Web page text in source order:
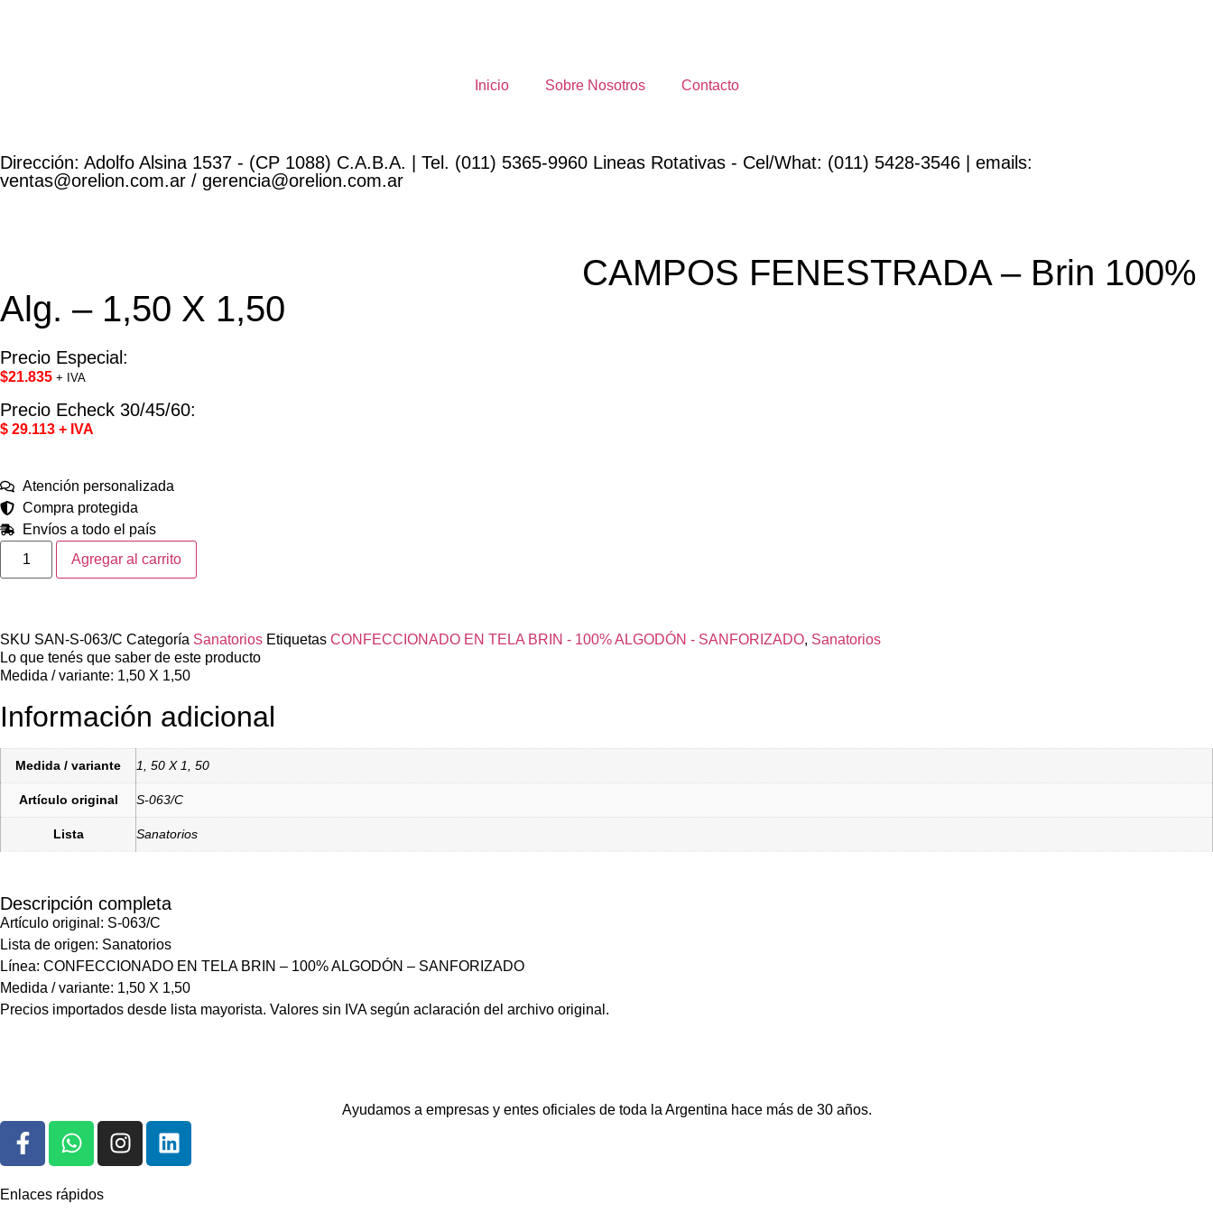
Inicio Sobre Nosotros Contacto
Dirección: Adolfo Alsina 1537 - (CP 1088) C.A.B.A. | Tel. (011) 5365-9960 Lineas Rotativas - Cel/What: (011) 5428-3546 | emails:
ventas@orelion.com.ar / gerencia@orelion.com.ar
CAMPOS FENESTRADA – Brin 100%
Alg. – 1,50 X 1,50
Precio Especial:
$21.835 + IVA
Precio Echeck 30/45/60:
$ 29.113 + IVA
Atención personalizada
Compra protegida
Envíos a todo el país
Agregar al carrito
SKU SAN-S-063/C Categoría Sanatorios Etiquetas CONFECCIONADO EN TELA BRIN - 100% ALGODÓN - SANFORIZADO, Sanatorios
Lo que tenés que saber de este producto
Medida / variante: 1,50 X 1,50
Información adicional
Medida / variante 1, 50 X 1, 50
Artículo original S-063/C
Lista Sanatorios
Descripción completa
Artículo original: S-063/C
Lista de origen: Sanatorios
Línea: CONFECCIONADO EN TELA BRIN – 100% ALGODÓN – SANFORIZADO
Medida / variante: 1,50 X 1,50
Precios importados desde lista mayorista. Valores sin IVA según aclaración del archivo original.
Ayudamos a empresas y entes oficiales de toda la Argentina hace más de 30 años.
Enlaces rápidos